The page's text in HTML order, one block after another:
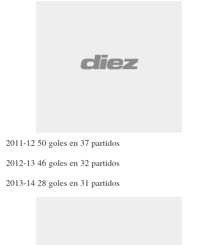
2011-12 50 goles en 37 partidos
2012-13 46 goles en 32 partidos
2013-14 28 goles en 31 partidos